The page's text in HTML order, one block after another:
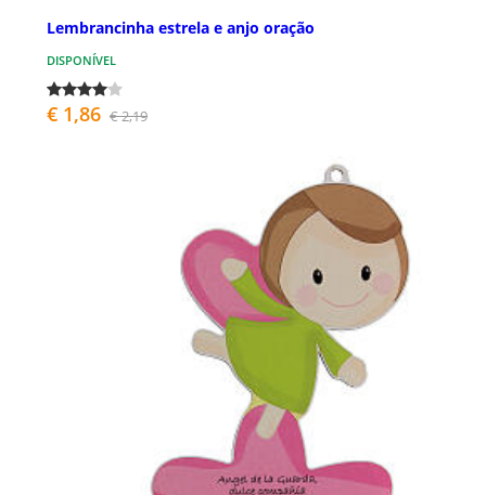
Lembrancinha estrela e anjo oração
DISPONÍVEL
€ 1,86 € 2,19